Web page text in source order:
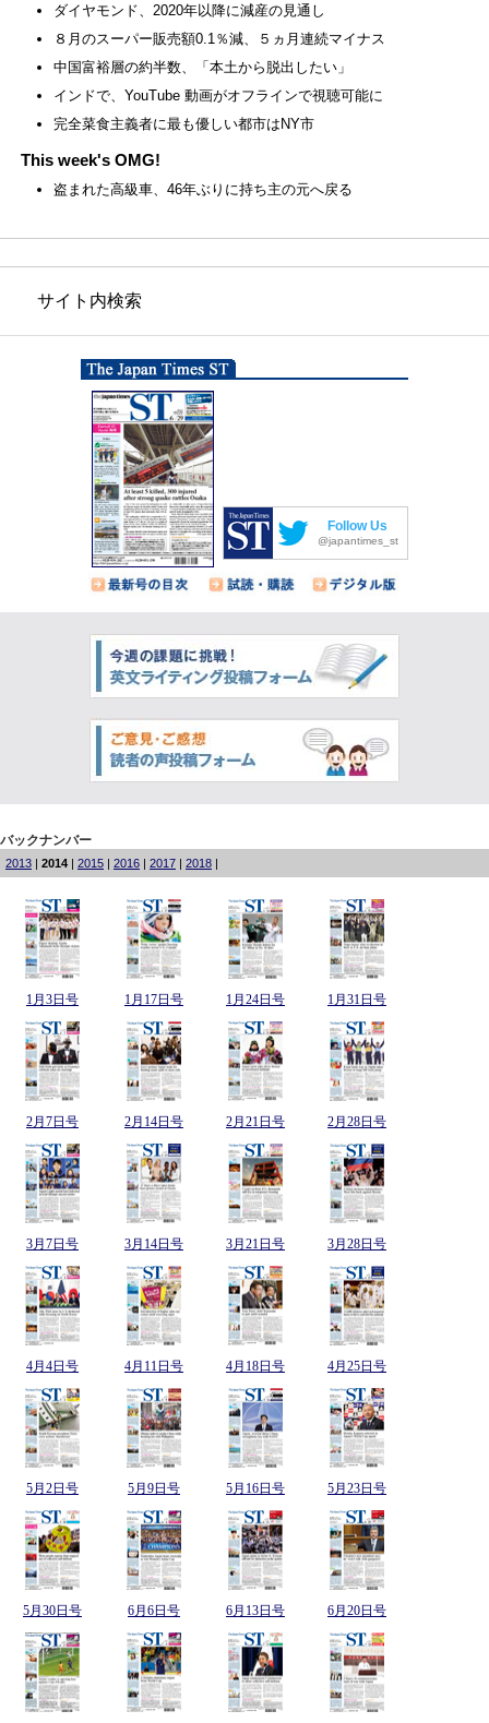
ダイヤモンド、2020年以降に減産の見通し
８月のスーパー販売額0.1％減、５ヵ月連続マイナス
中国富裕層の約半数、「本土から脱出したい」
インドで、YouTube 動画がオフラインで視聴可能に
完全菜食主義者に最も優しい都市はNY市
This week's OMG!
盗まれた高級車、46年ぶりに持ち主の元へ戻る
サイト内検索
Follow Us
@japantimes_st
バックナンバー
2013 | 2014 | 2015 | 2016 | 2017 | 2018 |
1月3日号 1月17日号 1月24日号 1月31日号
2月7日号 2月14日号 2月21日号 2月28日号
3月7日号 3月14日号 3月21日号 3月28日号
4月4日号 4月11日号 4月18日号 4月25日号
5月2日号 5月9日号 5月16日号 5月23日号
5月30日号 6月6日号 6月13日号 6月20日号